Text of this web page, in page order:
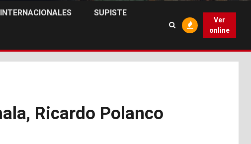
INTERNACIONALES SUPISTE
Ver
online
Ricardo Polanco